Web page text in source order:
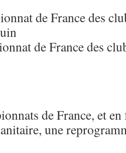
de France des
de France des
de France, et
une